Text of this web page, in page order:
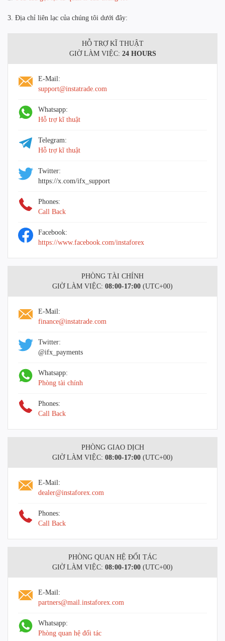
3. Địa chỉ liên lạc của chúng tôi dưới đây:
HỖ TRỢ KĨ THUẬT
GIỜ LÀM VIỆC: 24 HOURS
E-Mail:
support@instatrade.com
Whatsapp:
Hỗ trợ kĩ thuật
Telegram:
Hỗ trợ kĩ thuật
Twitter:
https://x.com/ifx_support
Phones:
Call Back
Facebook:
https://www.facebook.com/instaforex
PHÒNG TÀI CHÍNH
GIỜ LÀM VIỆC: 08:00-17:00 (UTC+00)
E-Mail:
finance@instatrade.com
Twitter:
@ifx_payments
Whatsapp:
Phòng tài chính
Phones:
Call Back
PHÒNG GIAO DỊCH
GIỜ LÀM VIỆC: 08:00-17:00 (UTC+00)
E-Mail:
dealer@instaforex.com
Phones:
Call Back
PHÒNG QUAN HỆ ĐỐI TÁC
GIỜ LÀM VIỆC: 08:00-17:00 (UTC+00)
E-Mail:
partners@mail.instaforex.com
Whatsapp:
Phòng quan hệ đối tác